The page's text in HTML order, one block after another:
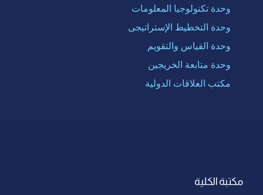
وحدة تكنولوجيا المعلومات
وحدة التخطيط الإستراتيجى
وحدة القياس والتقويم
وحدة متابعة الخريجين
مكتب العلاقات الدولية
مكتبة الكلية